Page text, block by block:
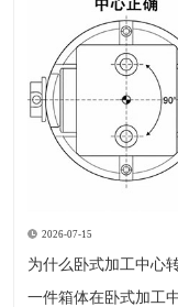
2026-07-15
为什么卧式加工中心
一件箱体在卧式加工